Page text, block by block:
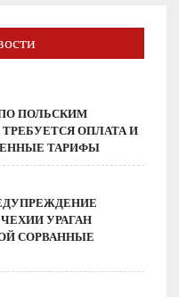
ПОЛЬСКИМ
ОПЛАТА И
ТАРИФЫ
УРАГАН
СОРВАННЫЕ